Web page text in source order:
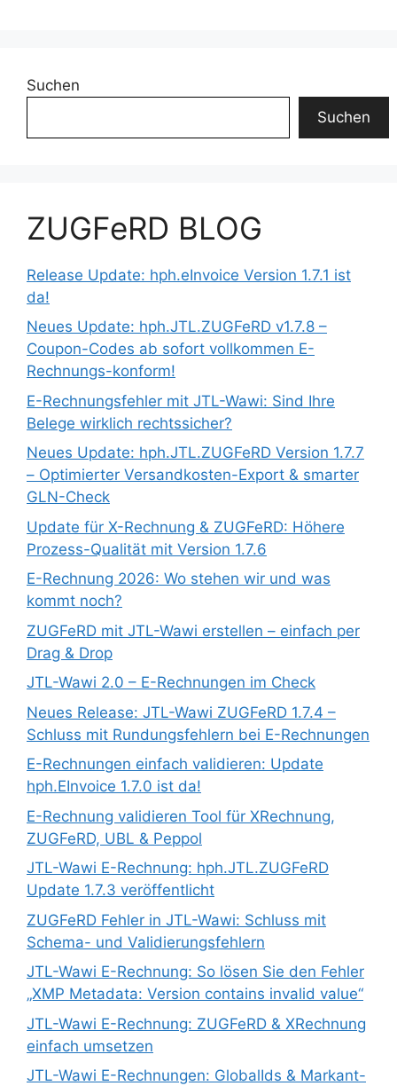
Suchen
Suchen
ZUGFeRD BLOG
Release Update: hph.eInvoice Version 1.7.1 ist
da!
Neues Update: hph.JTL.ZUGFeRD v1.7.8 –
Coupon-Codes ab sofort vollkommen E-
Rechnungs-konform!
E-Rechnungsfehler mit JTL-Wawi: Sind Ihre
Belege wirklich rechtssicher?
Neues Update: hph.JTL.ZUGFeRD Version 1.7.7
– Optimierter Versandkosten-Export & smarter
GLN-Check
Update für X-Rechnung & ZUGFeRD: Höhere
Prozess-Qualität mit Version 1.7.6
E-Rechnung 2026: Wo stehen wir und was
kommt noch?
ZUGFeRD mit JTL-Wawi erstellen – einfach per
Drag & Drop
JTL-Wawi 2.0 – E-Rechnungen im Check
Neues Release: JTL-Wawi ZUGFeRD 1.7.4 –
Schluss mit Rundungsfehlern bei E-Rechnungen
E-Rechnungen einfach validieren: Update
hph.EInvoice 1.7.0 ist da!
E-Rechnung validieren Tool für XRechnung,
ZUGFeRD, UBL & Peppol
JTL-Wawi E-Rechnung: hph.JTL.ZUGFeRD
Update 1.7.3 veröffentlicht
ZUGFeRD Fehler in JTL-Wawi: Schluss mit
Schema- und Validierungsfehlern
JTL-Wawi E-Rechnung: So lösen Sie den Fehler
„XMP Metadata: Version contains invalid value“
JTL-Wawi E-Rechnung: ZUGFeRD & XRechnung
einfach umsetzen
JTL-Wawi E-Rechnungen: GlobalIds & Markant-